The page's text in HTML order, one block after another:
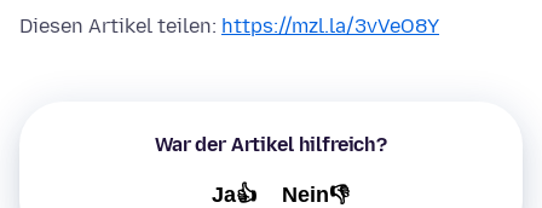
Diesen Artikel teilen: https://mzl.la/3vVeO8Y
War der Artikel hilfreich?
Ja👍 Nein👎